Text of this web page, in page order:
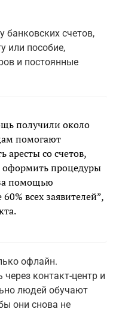
счетов,
или пособие,
и постоянные
получили около
помогают
аресты со счетов,
оформить процедуры
помощью
всех заявителей”,
офлайн.
контакт-центр и
людей обучают
они снова не